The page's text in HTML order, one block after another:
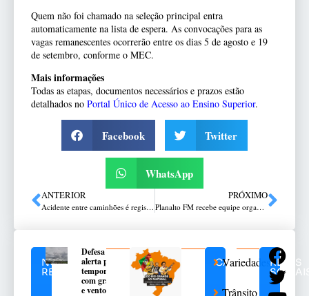
Quem não foi chamado na seleção principal entra
automaticamente na lista de espera. As convocações para as
vagas remanescentes ocorrerão entre os dias 5 de agosto e 19
de setembro, conforme o MEC.
Mais informações
Todas as etapas, documentos necessários e prazos estão
detalhados no Portal Único de Acesso ao Ensino Superior.
Facebook Twitter
WhatsApp
ANTERIOR
Acidente entre caminhões é registrado entre Vila Maria e Casca
PRÓXIMO
Planalto FM recebe equipe organizadora do espetáculo “O Grande Encontro – Reconstruindo o Rio Grande”
NOTÍCIAS
RELACIONADAS
Defesa Civil
alerta para
temporais
com granizo
e ventos
CATEGORIAS
Variedades
Trânsito
REDES